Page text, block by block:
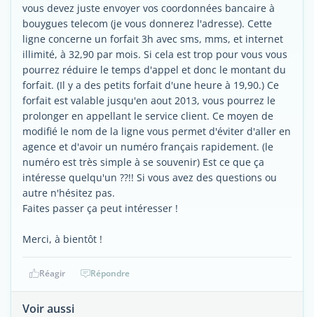
vous devez juste envoyer vos coordonnées bancaire à
bouygues telecom (je vous donnerez l'adresse). Cette
ligne concerne un forfait 3h avec sms, mms, et internet
illimité, à 32,90 par mois. Si cela est trop pour vous vous
pourrez réduire le temps d'appel et donc le montant du
forfait. (Il y a des petits forfait d'une heure à 19,90.) Ce
forfait est valable jusqu'en aout 2013, vous pourrez le
prolonger en appellant le service client. Ce moyen de
modifié le nom de la ligne vous permet d'éviter d'aller en
agence et d'avoir un numéro français rapidement. (le
numéro est très simple à se souvenir) Est ce que ça
intéresse quelqu'un ??!! Si vous avez des questions ou
autre n'hésitez pas.
Faites passer ça peut intéresser !
Merci, à bientôt !
Réagir Répondre
Voir aussi